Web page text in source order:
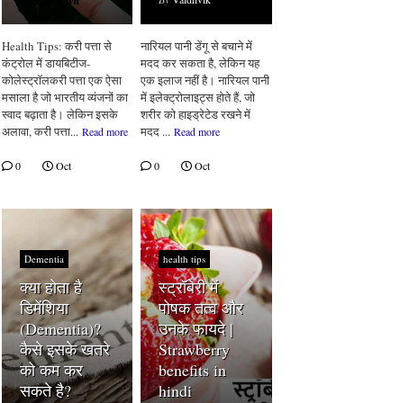
Health Tips: करी पत्ता से
कंट्रोल में डायबिटीज-
कोलेस्ट्रॉलकरी पत्ता एक ऐसा
मसाला है जो भारतीय व्यंजनों का
स्वाद बढ़ाता है। लेकिन इसके
अलावा, करी पत्ता... Read more
0 Oct
नारियल पानी डेंगू से बचाने में
मदद कर सकता है, लेकिन यह
एक इलाज नहीं है। नारियल पानी
में इलेक्ट्रोलाइट्स होते हैं, जो
शरीर को हाइड्रेटेड रखने में
मदद ... Read more
0 Oct
Dementia
क्या होता है
डिमेंशिया
(Dementia)?
कैसे इसके खतरे
को कम कर
सकते है?
health tips
स्ट्रॉबेरी में
पोषक तत्व और
उनके फायदे |
Strawberry
benefits in
hindi